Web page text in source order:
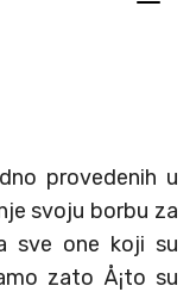
provedenih u
svoju borbu za
sve one koji su
zato Å¡to su